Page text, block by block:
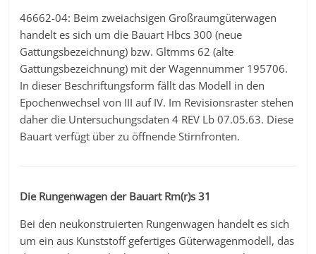
46662-04: Beim zweiachsigen Großraumgüterwagen
handelt es sich um die Bauart Hbcs 300 (neue
Gattungsbezeichnung) bzw. Gltmms 62 (alte
Gattungsbezeichnung) mit der Wagennummer 195706.
In dieser Beschriftungsform fällt das Modell in den
Epochenwechsel von III auf IV. Im Revisionsraster stehen
daher die Untersuchungsdaten 4 REV Lb 07.05.63. Diese
Bauart verfügt über zu öffnende Stirnfronten.
Die Rungenwagen der Bauart Rm(r)s 31
Bei den neukonstruierten Rungenwagen handelt es sich
um ein aus Kunststoff gefertiges Güterwagenmodell, das